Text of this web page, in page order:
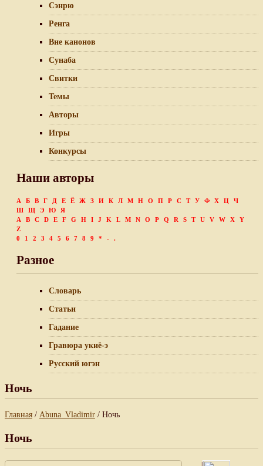
Сэнрю
Ренга
Вне канонов
Сунаба
Свитки
Темы
Авторы
Игры
Конкурсы
Наши авторы
А Б В Г Д Е Ё Ж З И К Л М Н О П Р С Т У Ф Х Ц
Ч
Ш
Щ Э Ю
Я
A
B C D E F G H I J K L M N O P Q R S T U V W X
Y
Z
0
1 2 3 4 5 6 7 8 9 * - .
Разное
Словарь
Статьи
Гадание
Гравюра укиё-э
Русский югэн
Ночь
Главная / Abuna_Vladimir / Ночь
Ночь